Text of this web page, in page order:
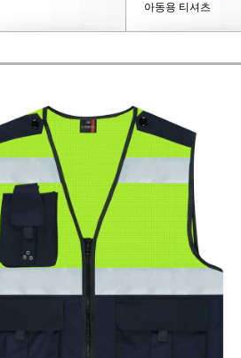
아동용 티셔츠